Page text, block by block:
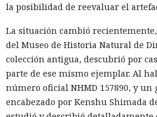
la posibilidad de reevaluar el
La situación cambió
del Museo de Historia Natural de
colección antigua, descubrió por
parte de ese mismo ejemplar. Al
número oficial NHMD 157890, y un
encabezado por Kenshu Shimada